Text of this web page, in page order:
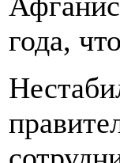
года,